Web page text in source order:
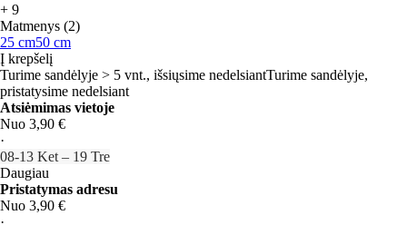
+ 9
Matmenys (2)
25 cm50 cm
Į krepšelį
Turime sandėlyje > 5 vnt., išsiųsime nedelsiantTurime sandėlyje,
pristatysime nedelsiant
Atsiėmimas vietoje
Nuo 3,90 €
·
08‑13 Ket – 19 Tre
Daugiau
Pristatymas adresu
Nuo 3,90 €
·